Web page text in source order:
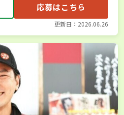
応募はこちら
更新日：2026.06.26